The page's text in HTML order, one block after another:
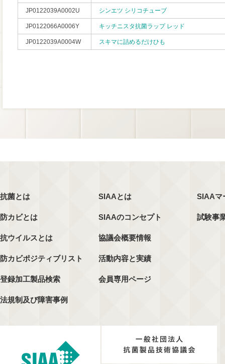
JP0122039A0002U シンエツ シリコチューブ
JP0122066A0006Y キッチニスタ抗菌ラップ レッド
JP0122039A0004W スキマに詰めるだけひも
抗菌とは
防カビとは
抗ウイルスとは
防カビポジティブリスト
登録加工製品検索
法規制及び障害事例
SIAAとは
SIAAのコンセプト
協議会概要情報
活動内容と実績
会員専用ページ
SIAAマ
試験事